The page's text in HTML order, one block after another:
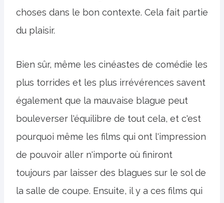
choses dans le bon contexte. Cela fait partie
du plaisir.
Bien sûr, même les cinéastes de comédie les
plus torrides et les plus irrévérences savent
également que la mauvaise blague peut
bouleverser l'équilibre de tout cela, et c'est
pourquoi même les films qui ont l'impression
de pouvoir aller n'importe où finiront
toujours par laisser des blagues sur le sol de
la salle de coupe. Ensuite, il y a ces films qui